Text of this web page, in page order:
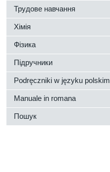
Трудове навчання
Хімія
Фізика
Підручники
Podręczniki w języku polskim
Manuale in romana
Пошук